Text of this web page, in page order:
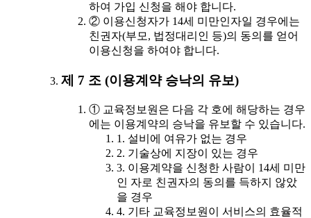
하여 가입 신청을 해야 합니다.
② 이용신청자가 14세 미만인자일 경우에는
친권자(부모, 법정대리인 등)의 동의를 얻어
이용신청을 하여야 합니다.
제 7 조 (이용계약 승낙의 유보)
① 교육정보원은 다음 각 호에 해당하는 경우
에는 이용계약의 승낙을 유보할 수 있습니다.
1. 설비에 여유가 없는 경우
2. 기술상에 지장이 있는 경우
3. 이용계약을 신청한 사람이 14세 미만
인 자로 친권자의 동의를 득하지 않았
을 경우
4. 기타 교육정보원이 서비스의 효율적